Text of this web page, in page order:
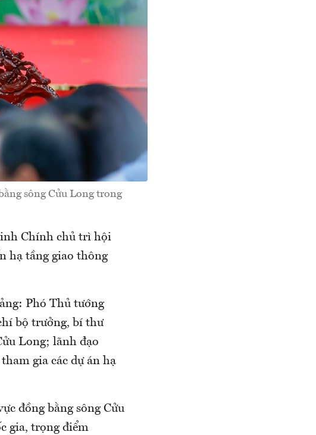
sông Cửu Long trong
Chính chủ trì hội
hạ tầng giao thông
Phó Thủ tướng
bộ trưởng, bí thư
Long; lãnh đạo
gia các dự án hạ
đồng bằng sông Cửu
gia, trọng điểm